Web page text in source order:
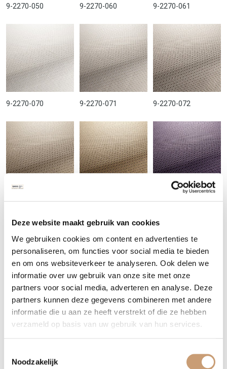
Deze website maakt gebruik van cookies
We gebruiken cookies om content en advertenties te
personaliseren, om functies voor social media te bieden
en om ons websiteverkeer te analyseren. Ook delen we
informatie over uw gebruik van onze site met onze
partners voor social media, adverteren en analyse. Deze
partners kunnen deze gegevens combineren met andere
informatie die u aan ze heeft verstrekt of die ze hebben
verzameld op basis van uw gebruik van hun services.
Noodzakelijk
9-2270-050 9-2270-060 9-2270-061
9-2270-070 9-2270-071 9-2270-072
9-2270-073 9-2270-074 9-2270-080
9-2270-091 9-2270-092 9-2270-093